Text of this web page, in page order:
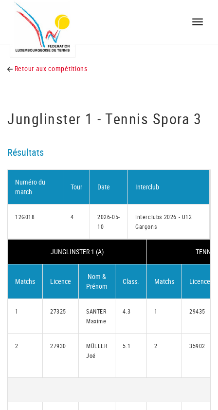
Toggle
Retour aux compétitions
Junglinster 1 - Tennis Spora 3
Résultats
Numéro du
match
Tour Date Interclub
12G018 4
2026-05-
10
Interclubs 2026 - U12
Garçons
JUNGLINSTER 1 (A) TENNIS
Matchs Licence
Nom &
Prénom
Class. Matchs Licence
1 27325
SANTER
Maxime
4.3 1 29435
2 27930
MÜLLER
Joé
5.1 2 35902